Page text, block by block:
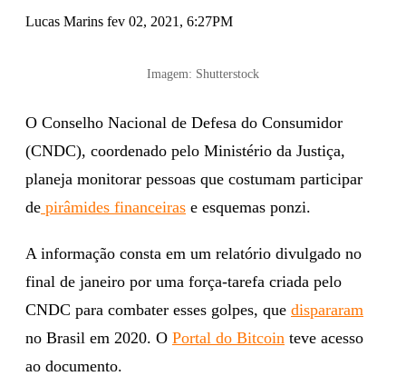
Lucas Marins fev 02, 2021, 6:27PM
Imagem: Shutterstock
O Conselho Nacional de Defesa do Consumidor
(CNDC), coordenado pelo Ministério da Justiça,
planeja monitorar pessoas que costumam participar
de pirâmides financeiras e esquemas ponzi.
A informação consta em um relatório divulgado no
final de janeiro por uma força-tarefa criada pelo
CNDC para combater esses golpes, que dispararam
no Brasil em 2020. O Portal do Bitcoin teve acesso
ao documento.